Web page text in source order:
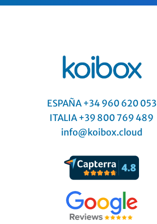
ESPAÑA +34 960 620 053
ITALIA+39 800 769 489
info@koibox.cloud